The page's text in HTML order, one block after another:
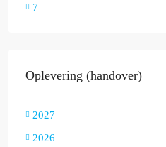
7
Oplevering (handover)
2027
2026